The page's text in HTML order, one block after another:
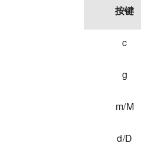
按键
c
g
m/M
d/D